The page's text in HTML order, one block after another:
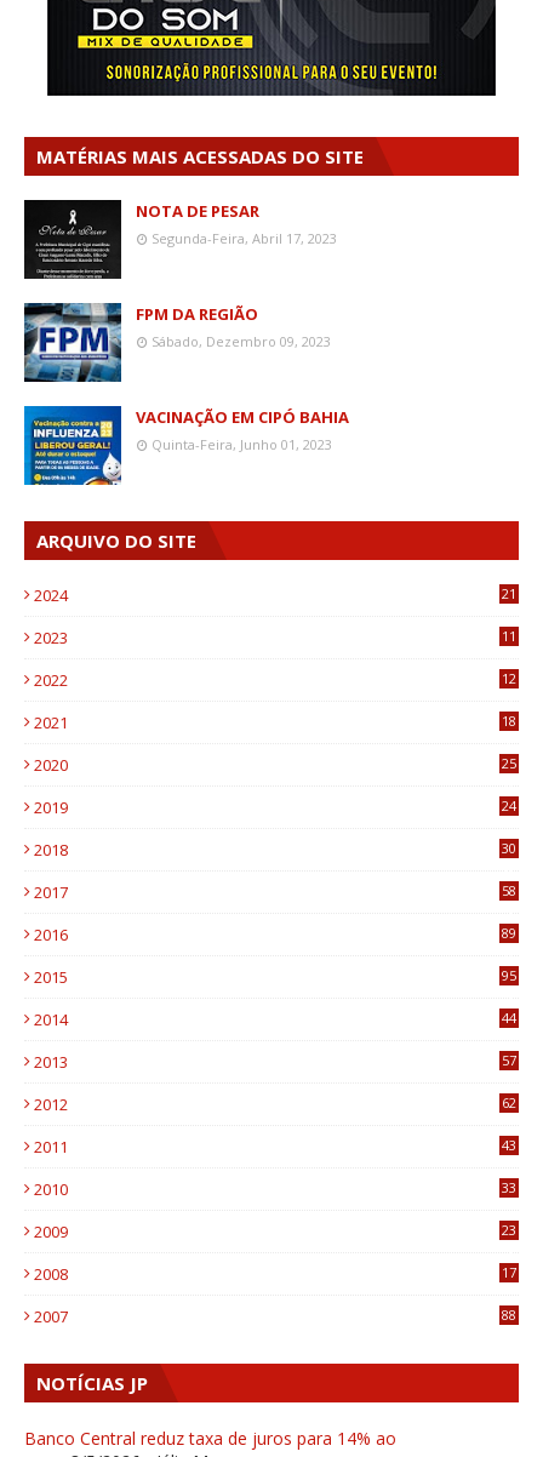
MATÉRIAS MAIS ACESSADAS DO SITE
NOTA DE PESAR
Segunda-Feira, Abril 17, 2023
FPM DA REGIÃO
Sábado, Dezembro 09, 2023
VACINAÇÃO EM CIPÓ BAHIA
Quinta-Feira, Junho 01, 2023
ARQUIVO DO SITE
2024 21
2023
11
2022
12
2021
18
2020
25
2019
24
2018
30
2017
58
2016
89
2015
95
2014
44
2013
57
2012
62
2011
43
2010
33
2009
23
2008
17
2007 88
NOTÍCIAS JP
Banco Central reduz taxa de juros para 14% ao